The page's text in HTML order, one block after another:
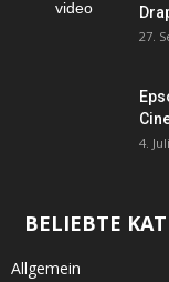
27.
4.
BELIEBTE
Allgemein